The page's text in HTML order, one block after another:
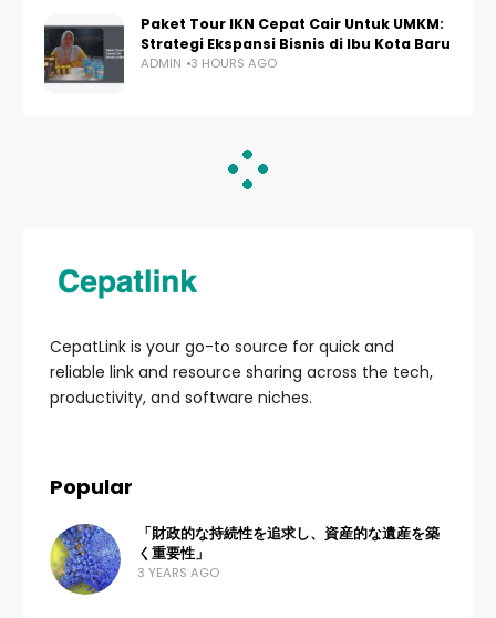
Paket Tour IKN Cepat Cair Untuk UMKM:
Strategi Ekspansi Bisnis di Ibu Kota Baru
ADMIN 3 HOURS AGO
収入増加へのヒントと戦
略：サラリー最適化を目指
ADMIN
3 YEARS AGO
サラリーマンの皆さん、収入を増やすための
ヒントと戦略をご紹介します。給与の最適化
たなスキル習得や副業も一考の余地あり。効
な生活を送りましょう。